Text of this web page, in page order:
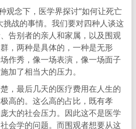
观念下，医学界探讨“如何让死亡
挑战的事情。我们要对四种人谈这
告别者的亲人和家属，以及围观
，两种是具体的，一种是无形
作秀，像一场表演，像一场面子
加了相当大的压力。
，最后几天的医疗费用在人生的
高的。这么高的占比，既有孝
大的社会压力。因此这不是医学
会学的问题。而围观者想要从这